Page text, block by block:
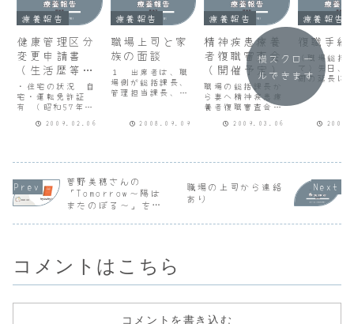
療養報告
健康管理区分
変更申請書
（生活歴等調
書）
・住宅の状況 自
宅・運転免許証
有 （昭和57年２
弟の状況 父（死
楽・飲酒 なし・
喫煙 なし・娯
楽 読書・１日の
過ごし方 午前：
2009.02.06
療養報告
職場上司と家
族の面談
１ 出席者は、職
場側が総括課長、
管理担当課長、管
４人です。打合せ
療養経過報告書
提出してくださ
い。３ 復職前に
復職願（任意様
分変更...
2008.09.09
療養報告
精神疾患療養
者復職審査会
（開催予定）
職場の総括課長か
ら妻へ精神疾患療
養者復職審査会を
る旨連絡がありま
近くのホテル会議
室３ 面談形
2009.03.06
療養報告
復職手続
（職場総括
て）先日、
間の延長に
伝えており
が、本日６
察で主治医
月から就労
められるの
た。つきま
関係書類を
ますのでよ
お願いしま
横スクロー
ルできます
菅野美穂さんの
「Tomorrow～陽は
またのぼる～」をみ
職場の上司から連絡
あり
コメントはこちら
コメントを書き込む